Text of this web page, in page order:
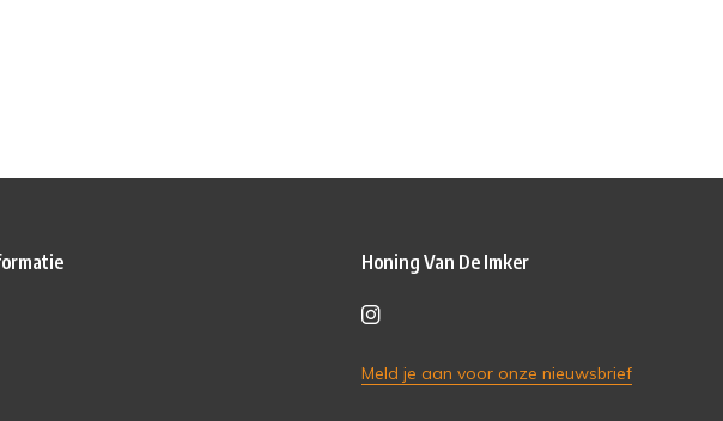
Honing Van De Imker
Meld je aan voor onze nieuwsbrief